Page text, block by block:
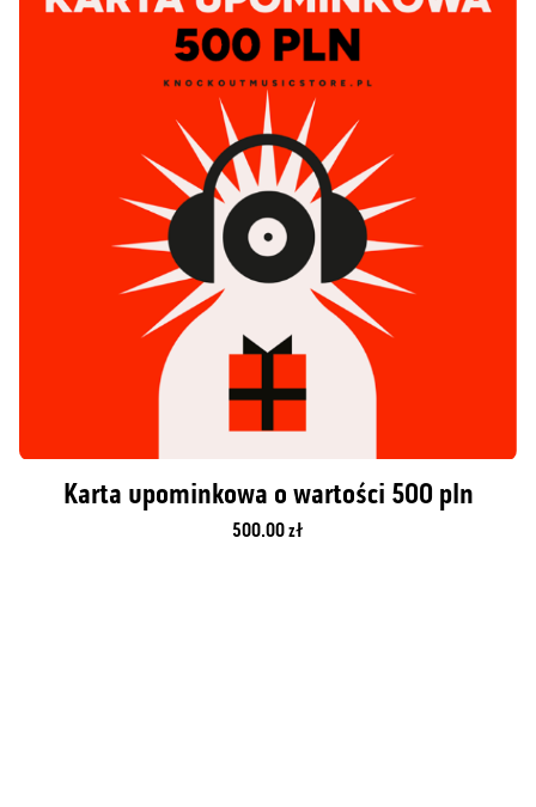
Karta upominkowa o wartości 500 pln
500.00 zł